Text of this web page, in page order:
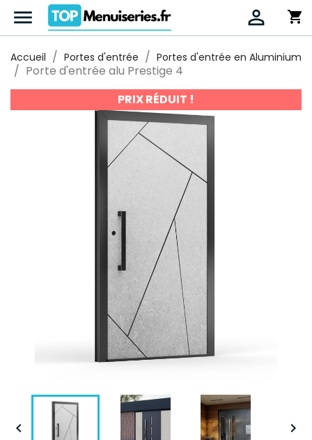
 shopping_cart

Accueil Portes d'entrée Portes d'entrée en Aluminium
Porte d'entrée alu Prestige 4
PRIX RÉDUIT !
 